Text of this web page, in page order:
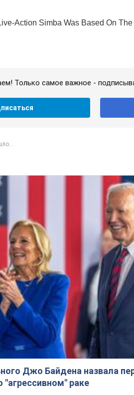
Только самое важное -
Джо Байдена назвала
"агрессивном" раке